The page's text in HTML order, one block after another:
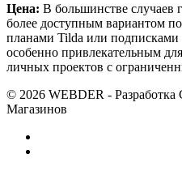
Цена: В большинстве случаев
более доступным вариантом
планами Tilda или
особенно привлекательным
личных проектов с
© 2026 WEBDER - Разработка
Магазинов